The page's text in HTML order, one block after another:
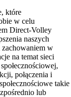
które
w celu
Direct-Volley
naszych
w
na temat sieci
połączenia i
takie
lub